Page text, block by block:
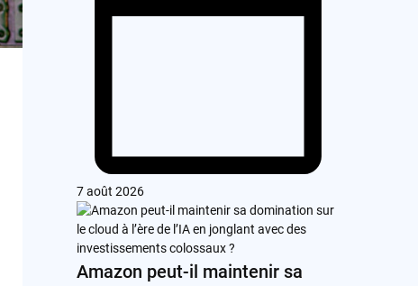
7 août 2026
Amazon peut-il maintenir sa